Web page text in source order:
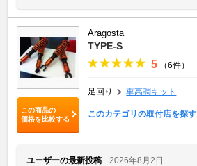
この商品の
価格を比較する
Aragosta
TYPE-S
5 （6件）
足回り 車高調キット
このカテゴリの取付店を探す
ユーザーの最新投稿
2026年8月2日